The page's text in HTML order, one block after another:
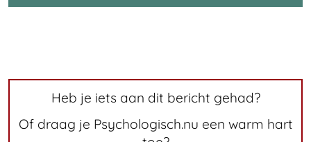
Heb je iets aan dit bericht gehad?
Of draag je Psychologisch.nu een warm hart